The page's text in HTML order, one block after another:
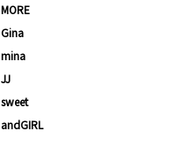
MORE
Gina
mina
JJ
sweet
andGIRL